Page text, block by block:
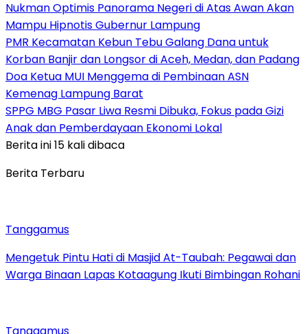
Nukman Optimis Panorama Negeri di Atas Awan Akan
Mampu Hipnotis Gubernur Lampung
PMR Kecamatan Kebun Tebu Galang Dana untuk
Korban Banjir dan Longsor di Aceh, Medan, dan Padang
Doa Ketua MUI Menggema di Pembinaan ASN
Kemenag Lampung Barat
SPPG MBG Pasar Liwa Resmi Dibuka, Fokus pada Gizi
Anak dan Pemberdayaan Ekonomi Lokal
Berita ini 15 kali dibaca
Berita Terbaru
Tanggamus
Mengetuk Pintu Hati di Masjid At-Taubah: Pegawai dan
Warga Binaan Lapas Kotaagung Ikuti Bimbingan Rohani
Tanggamus